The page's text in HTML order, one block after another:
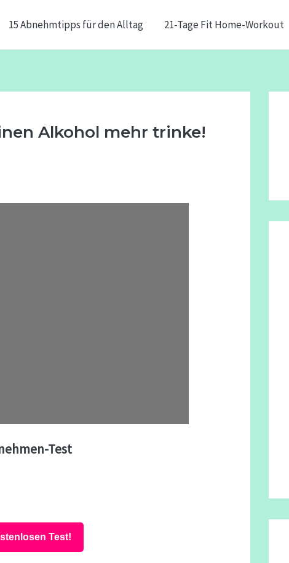
15 Abnehmtipps für den Alltag 21-Tage Fit Home-Workout
Alkohol mehr trinke!
Test
Test!